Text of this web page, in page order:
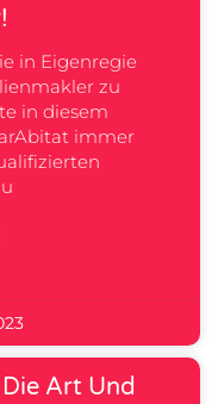
in Eigenregie
zu
in diesem
immer
Art Und